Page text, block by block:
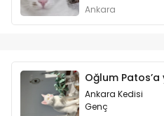
Ankara
Oğlum
Ankara Kedisi
Genç